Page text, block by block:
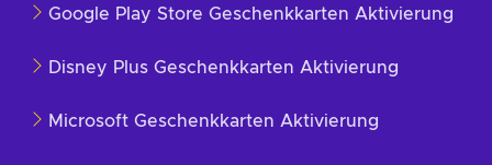
Google Play Store Geschenkkarten Aktivierung
Disney Plus Geschenkkarten Aktivierung
Microsoft Geschenkkarten Aktivierung